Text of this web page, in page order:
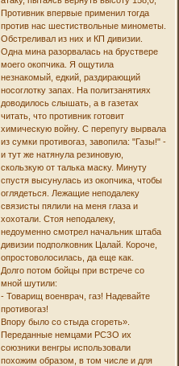
Противник впервые применил тогда
против нас шестиствольные минометы.
Обстреливал из них и КП дивизии.
Одна мина разорвалась на бруствере
моего окопчика. Я ощутила
незнакомый, едкий, раздирающий
носоглотку запах. На политзанятиях
доводилось слышать, а в газетах
читать, что противник готовит
химическую войну. С перепугу вырвала
из сумки противогаз, завопила: "Газы!" -
и тут же натянула резиновую,
скользкую от талька маску. Минуту
спустя высунулась из окопчика, чтобы
оглядеться. Лежащие неподалеку
связисты пялили на меня глаза и
хохотали. Стоя неподалеку,
недоуменно смотрел начальник штаба
дивизии подполковник Цалай. Короче,
опростоволосилась, да еще как.
Долго потом бойцы при встрече со
мной шутили:
- Товарищ военврач, газ! Надевайте
противогаз!
Впору было со стыда сгореть».
Переданные немцами РСЗО их
союзники венгры использовали
похожим образом, в том числе и для